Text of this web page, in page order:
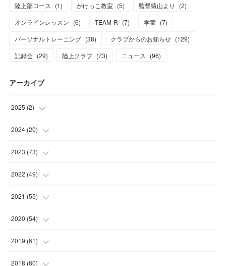
陸上部コース (1) かけっこ教室 (5) 監督猿山より (2)
オンラインレッスン (6) TEAM-R (7) 学童 (7)
パーソナルトレーニング (38) クラブからのお知らせ (129)
記録会 (29) 陸上クラブ (73) ニュース (96)
アーカイブ
2025 (2)
(1
(1
2024 (20)
(1
(2
(1
(1
2023 (73)
(5
(7
(7
(6
2022 (49)
(2
(8
(8
(1
2021 (55)
(4
(8
(5
2020 (54)
(4
(6
2019 (61)
(2
2018 (80)